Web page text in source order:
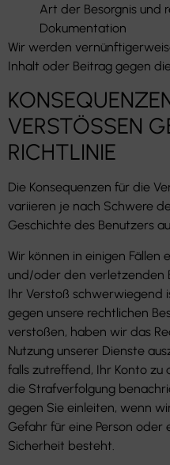
Art der Besorgnis und
Dokumentation
Wir werden
Inhalt oder Beitrag gegen
VERSTÖSSEN
RICHTLINIE
Die Konsequenzen für die
variieren je nach Schwere
Geschichte des Benutzers
Wir können in einigen Fällen
und/oder den verletzenden
Ihr Verstoß schwerwiegend
gegen unsere rechtlichen
verstoßen, haben wir das
Nutzung unserer Dienste
falls zutreffend, Ihr Konto zu
die Strafverfolgung
gegen Sie einleiten, wenn
Gefahr für eine Person oder
Sicherheit besteht.